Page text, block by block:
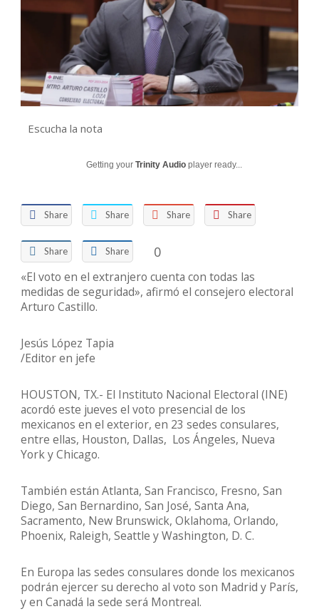
Escucha la nota
Getting your Trinity Audio player ready...
Share Share Share Share
Share Share 0
«El voto en el extranjero cuenta con todas las
medidas de seguridad», afirmó el consejero electoral
Arturo Castillo.
Jesús López Tapia
/Editor en jefe
HOUSTON, TX.- El Instituto Nacional Electoral (INE)
acordó este jueves el voto presencial de los
mexicanos en el exterior, en 23 sedes consulares,
entre ellas, Houston, Dallas, Los Ángeles, Nueva
York y Chicago.
También están Atlanta, San Francisco, Fresno, San
Diego, San Bernardino, San José, Santa Ana,
Sacramento, New Brunswick, Oklahoma, Orlando,
Phoenix, Raleigh, Seattle y Washington, D. C.
En Europa las sedes consulares donde los mexicanos
podrán ejercer su derecho al voto son Madrid y París,
y en Canadá la sede será Montreal.